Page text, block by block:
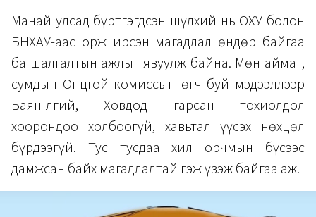
Манай улсад бүртгэгдсэн шүлхий нь ОХУ болон
БНХАУ-аас орж ирсэн магадлал өндөр байгаа
ба шалгалтын ажлыг явуулж байна. Мөн аймаг,
сумдын Онцгой комиссын өгч буй мэдээллээр
Баян-Өлгий, Ховдод гарсан тохиолдол
хоорондоо холбоогүй, хавьтал үүсэх нөхцөл
бүрдээгүй. Тус тусдаа хил орчмын бүсээс
дамжсан байх магадлалтай гэж үзэж байгаа аж.